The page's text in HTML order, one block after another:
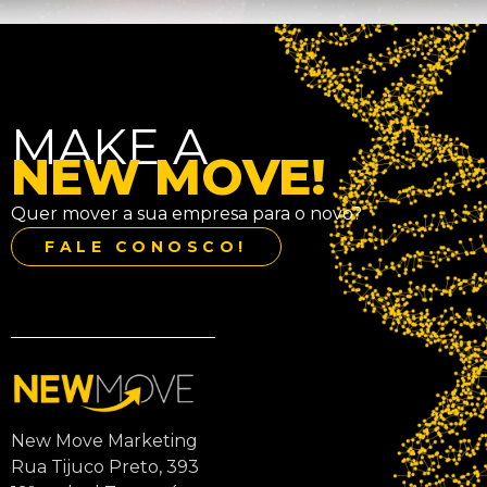
MAKE A
NEW MOVE!
Quer mover a sua empresa para o novo?
FALE CONOSCO!
New Move Marketing
Rua Tijuco Preto, 393